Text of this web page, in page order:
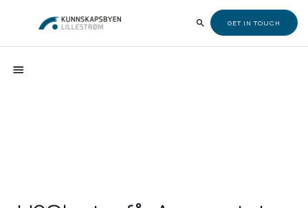
GET IN TOUCH